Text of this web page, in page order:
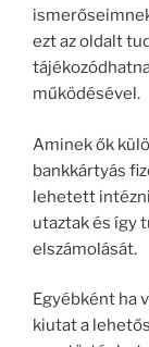
ezt az oldalt
működésével.
Aminek ők
bankkártyás
lehetett
utaztak és így
elszámolását.
Egyébként ha
kiutat a